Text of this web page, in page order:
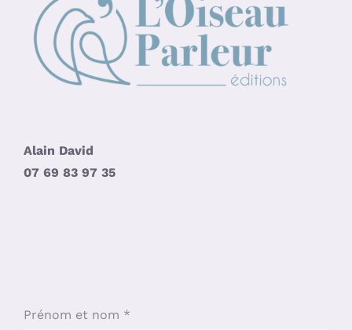
Alain David
07 69 83 97 35
Prénom et nom *